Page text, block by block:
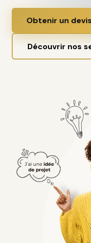
Obtenir un
Découvrir nos